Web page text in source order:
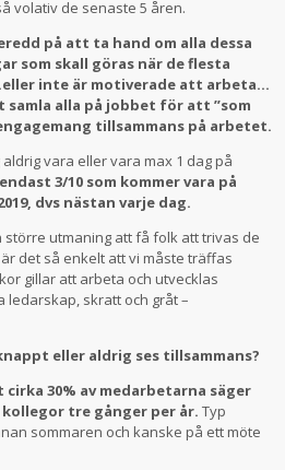
volativ de senaste 5 åren.
på att ta hand om alla dessa
som skall göras när de flesta
inte är motiverade att arbeta…
alla på jobbet för att ”som
tillsammans på arbetet.
aldrig vara eller vara max 1 dag på
3/10 som kommer vara på
dvs nästan varje dag.
större utmaning att få folk att trivas de
det så enkelt att vi måste träffas
gillar att arbeta och utvecklas
ledarskap, skratt och gråt –
eller aldrig ses tillsammans?
30% av medarbetarna säger
tre gånger per år. Typ
sommaren och kanske på ett möte